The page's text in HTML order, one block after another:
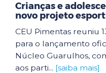
Crianças e
novo projeto
CEU Pimentas reuniu
para o lançamento
Núcleo Guarulhos,
aos parti... [saiba mais]